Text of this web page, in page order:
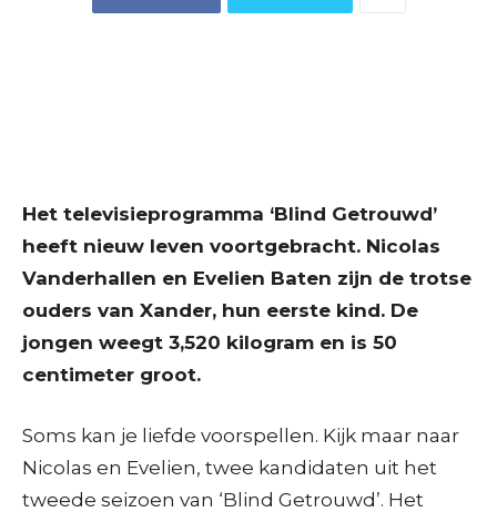
Het televisieprogramma ‘Blind Getrouwd’
heeft nieuw leven voortgebracht. Nicolas
Vanderhallen en Evelien Baten zijn de trotse
ouders van Xander, hun eerste kind. De
jongen weegt 3,520 kilogram en is 50
centimeter groot.
Soms kan je liefde voorspellen. Kijk maar naar
Nicolas en Evelien, twee kandidaten uit het
tweede seizoen van ‘Blind Getrouwd’. Het